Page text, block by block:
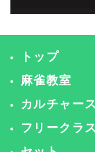
トップ
麻雀教室
カルチャー
フリークラス